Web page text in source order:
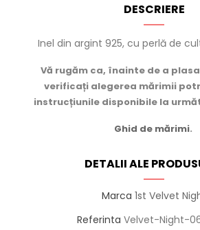
DESCRIERE
Inel din argint 925, cu perlă de
Vă rugăm ca, înainte de a
verificați alegerea mărimii
instrucțiunile disponibile la
Ghid de mărimi.
DETALII ALE
Marca 1st Velvet
Referinta Velvet-Night-